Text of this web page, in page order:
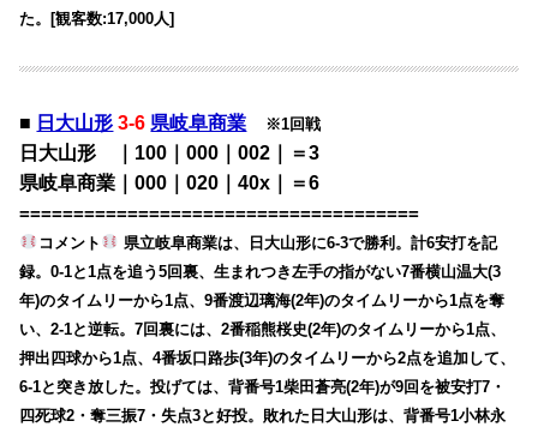
た。[観客数:17,000人]
■ 日大山形 3-6 県岐阜商業 ※1回戦
日大山形 ｜100｜000｜002｜＝3
県岐阜商業｜000｜020｜40x｜＝6
=====================================
コメント
県立岐阜商業は、日大山形に6-3で勝利。計6安打を記
録。0-1と1点を追う5回裏、生まれつき左手の指がない7番横山温大(3
年)のタイムリーから1点、9番渡辺璃海(2年)のタイムリーから1点を奪
い、2-1と逆転。7回裏には、2番稲熊桜史(2年)のタイムリーから1点、
押出四球から1点、4番坂口路歩(3年)のタイムリーから2点を追加して、
6-1と突き放した。投げては、背番号1柴田蒼亮(2年)が9回を被安打7・
四死球2・奪三振7・失点3と好投。敗れた日大山形は、背番号1小林永